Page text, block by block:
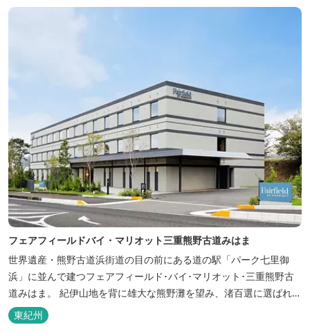
フェアフィールドバイ・マリオット三重熊野古道みはま
世界遺産・熊野古道浜街道の目の前にある道の駅「パーク七里御
浜」に並んで建つフェアフィールド･バイ･マリオット･三重熊野古
道みはま。 紀伊山地を背に雄大な熊野灘を望み、渚百選に選ばれた
七里御浜海岸などの美しい自然が広がります。一年を通して暖かで
過ごしやすく、季節を通じて穫れる数々の品種のみかんをはじめ、
東紀州